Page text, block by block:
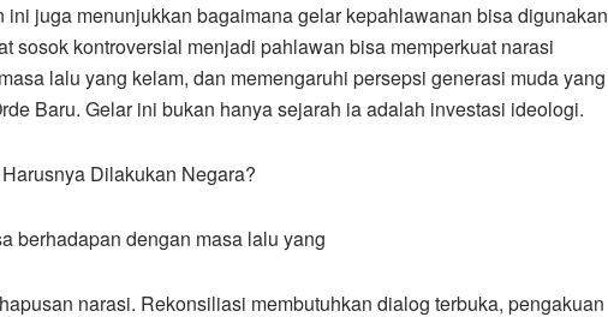
ini juga menunjukkan bagaimana gelar kepahlawanan bisa digunakan
sosok kontroversial menjadi pahlawan bisa memperkuat narasi
lalu yang kelam, dan memengaruhi persepsi generasi muda yang
Baru. Gelar ini bukan hanya sejarah ia adalah investasi ideologi.
Dilakukan Negara?
berhadapan dengan masa lalu yang
narasi. Rekonsiliasi membutuhkan dialog terbuka, pengakuan